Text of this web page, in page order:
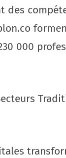
des
000